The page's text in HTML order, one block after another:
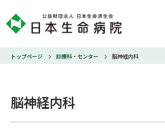
トップページ 診療科・センター 脳神経内科
脳神経内科